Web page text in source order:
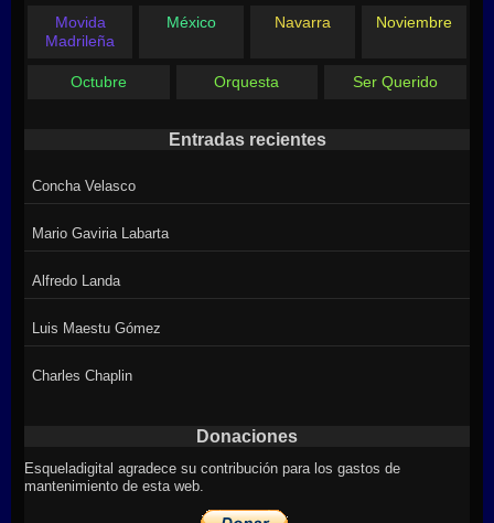
Movida
Madrileña
México Navarra Noviembre
Octubre Orquesta Ser Querido
Entradas recientes
Concha Velasco
Mario Gaviria Labarta
Alfredo Landa
Luis Maestu Gómez
Charles Chaplin
Donaciones
Esqueladigital agradece su contribución para los gastos de
mantenimiento de esta web.